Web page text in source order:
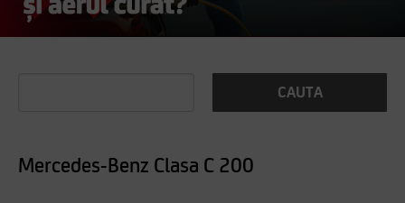
CAUTA
Mercedes-Benz Clasa C 200